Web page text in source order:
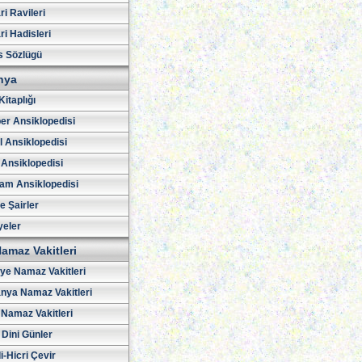
Ravileri
Hadisleri
Sözlügü
Ansiklopedisi
Ansiklopedisi
Ansiklopedisi
Şairler
Vakitleri
Namaz Vakitleri
Namaz Vakitleri
Vakitleri
Günler
Hicri Çevir